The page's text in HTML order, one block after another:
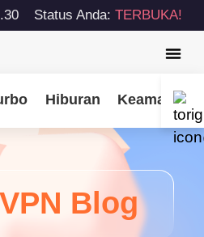
Status Anda:TERBUKA!
Hiburan Keamanan
Blog